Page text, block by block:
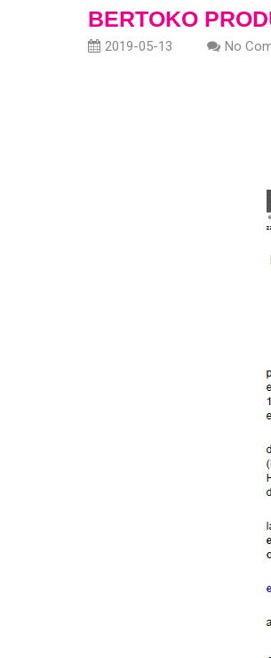
BERTOKO
2019-05-13 No